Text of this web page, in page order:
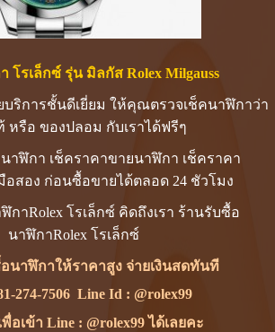
โรเล็กซ์ รุ่น มิลกัส Rolex Milgauss
บริการชั้นดีเยี่ยม ให้คุณตรวจเช็คนาฬิกาว่า
หรือ ของปลอม กับเราได้ฟรีๆ
าฬิกา เช็คราคาขายนาฬิกา เช็คราคา
อสอง ก่อนซื้อขายได้ตลอด 24 ชัวโมง
กาRolex โรเล็กซ์ คิดถึงเรา ร้านรับซื้อ
นาฬิกาRolex โรเล็กซ์
นาฬิกาให้ราคาสูง จ่ายเงินสดทันที
274-7506Line Id : @rolex99
อเข้า Line : @rolex99 ได้เลยคะ